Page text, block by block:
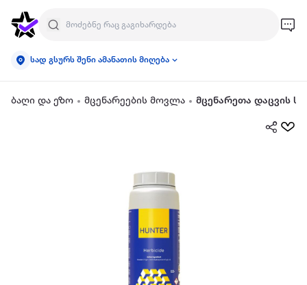
სად გსურს შენი ამანათის მიღება
ბაღი და ეზო მცენარეების მოვლა მცენარეთა დაცვის